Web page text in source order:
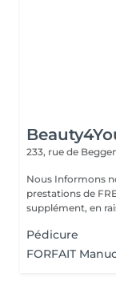
233, rue de
Nous Informons
prestations de
Pédicure
FORFAIT